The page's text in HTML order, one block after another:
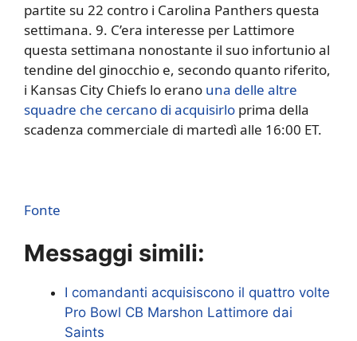
partite su 22 contro i Carolina Panthers questa
settimana. 9. C’era interesse per Lattimore
questa settimana nonostante il suo infortunio al
tendine del ginocchio e, secondo quanto riferito,
i Kansas City Chiefs lo erano una delle altre
squadre che cercano di acquisirlo prima della
scadenza commerciale di martedì alle 16:00 ET.
Fonte
Messaggi simili:
I comandanti acquisiscono il quattro volte
Pro Bowl CB Marshon Lattimore dai
Saints